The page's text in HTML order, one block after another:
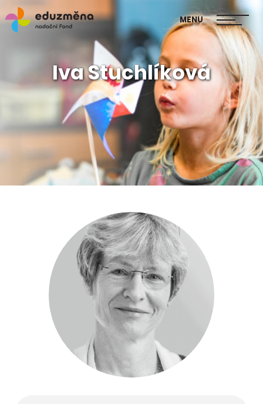
MENU
Publikace Mapa změny
Iva Stuchlíková